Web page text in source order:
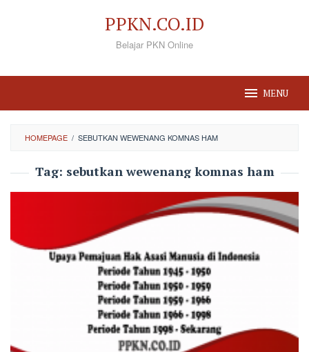
PPKN.CO.ID
Belajar PKN Online
MENU
HOMEPAGE / SEBUTKAN WEWENANG KOMNAS HAM
Tag: sebutkan wewenang komnas ham